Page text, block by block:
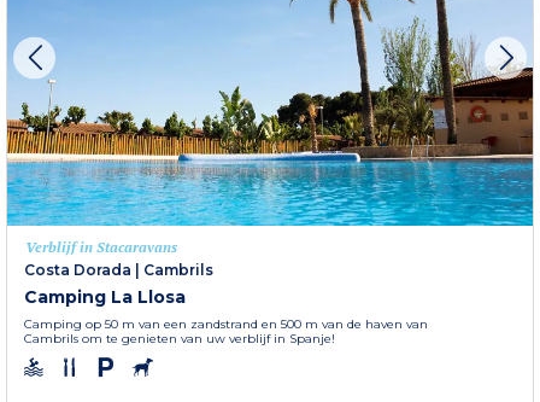
Verblijf in Stacaravans
Costa Dorada
Cambrils
Camping La Llosa
Camping op 50 m van een zandstrand en 500 m van de haven van
Cambrils om te genieten van uw verblijf in Spanje!